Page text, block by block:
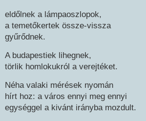
eldőlnek a lámpaoszlopok,
a temetőkertek össze-vissza
gyűrődnek.
A budapestiek lihegnek,
törlik homlokukról a verejtéket.
Néha valaki mérések nyomán
hírt hoz: a város ennyi meg ennyi
egységgel a kivánt irányba mozdult.